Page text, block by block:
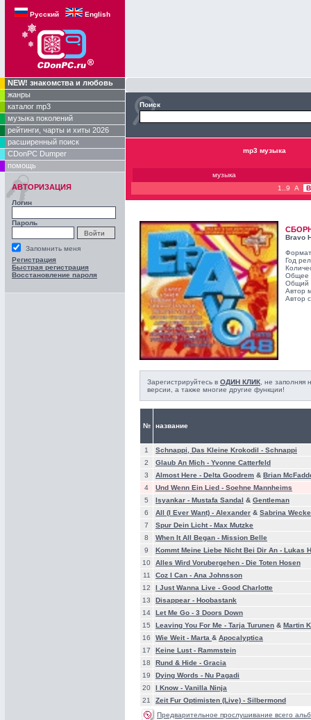
Русский English
NEW! знакомства и любовь
жанры
каталог mp3
музыка поколений
рейтинги, чарты и хиты 2026
расширенный поиск
CDonPC Dumper
помощь
АВТОРИЗАЦИЯ
Логин
Пароль
Запомнить меня
Регистрация
Быстрая регистрация
Восстановление пароля
Поиск
mp3 музыка
музыка
1..9
A B
Bravo
Год
Общее
Общий
Автор
Автор
Зарегистрируйтесь в ОДИН КЛИК , не
версии, а также многие другие функции!
№ название
1 Schnappi, Das Kleine Krokodil - Schnappi
2
Glaub An Mich - Yvonne Catterfeld
3
Almost Here - Delta Goodrem & Brian
4
Und Wenn Ein Lied - Soehne Mannheims
5
Isyankar - Mustafa Sandal & Gentleman
6
All (I Ever Want) - Alexander & Sabrina
7
Spur Dein Licht - Max Mutzke
8
When It All Began - Mission Belle
9
Kommt Meine Liebe Nicht Bei Dir An - Lukas
10
Alles Wird Vorubergehen - Die Toten Hosen
11
Coz I Can - Ana Johnsson
12
I Just Wanna Live - Good Charlotte
13
Disappear - Hoobastank
14
Let Me Go - 3 Doors Down
15
Leaving You For Me - Tarja Turunen & Martin
16
Wie Weit - Marta & Apocalyptica
17
Keine Lust - Rammstein
18
Rund & Hide - Gracia
19
Dying Words - Nu Pagadi
20
I Know - Vanilla Ninja
21
Zeit Fur Optimisten (Live) - Silbermond
Предварительное прослушивание всего